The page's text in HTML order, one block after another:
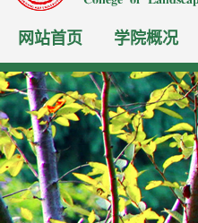
网站首页 学院概况